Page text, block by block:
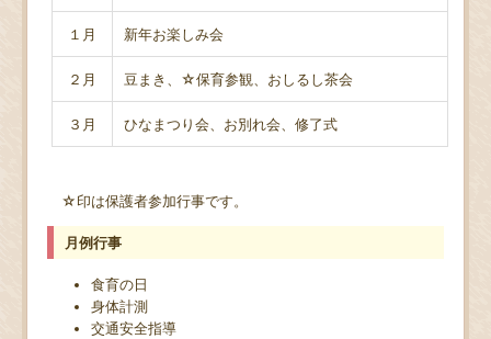
１月 新年お楽しみ会
２月 豆まき、☆保育参観、おしるし茶会
３月 ひなまつり会、お別れ会、修了式
☆印は保護者参加行事です。
月例行事
食育の日
身体計測
交通安全指導